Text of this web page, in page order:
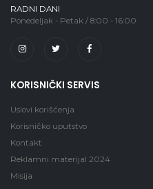
RADNI DANI
Ponedeljak - Petak / 8:00 - 16:00
KORISNIČKI SERVIS
Uslovi korišćenja
Korisničko uputstvo
Kontakt
Reklamni materijal 2024
Misija